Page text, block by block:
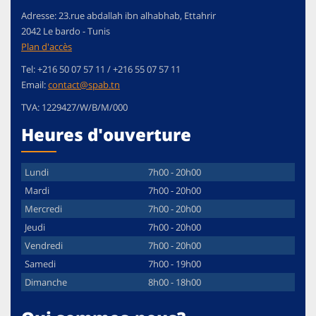
Adresse:23.rue abdallah ibn alhabhab, Ettahrir
2042 Le bardo -Tunis
Plan d'accès
Tel:+216 50 07 57 11 / +216 55 07 57 11
Email:contact@spab.tn
TVA: 1229427/W/B/M/000
Heures d'ouverture
Lundi
7h00 - 20h00
Mardi
7h00 - 20h00
Mercredi
7h00 - 20h00
Jeudi
7h00 - 20h00
Vendredi
7h00 - 20h00
Samedi
7h00 - 19h00
Dimanche
8h00 - 18h00